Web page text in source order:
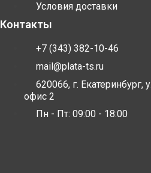
Условия доставки
Контакты
+7 (343) 382-10-46
mail@plata-ts.ru
620066, г. Екатеринбург,
офис 2
Пн - Пт: 09:00 - 18:00